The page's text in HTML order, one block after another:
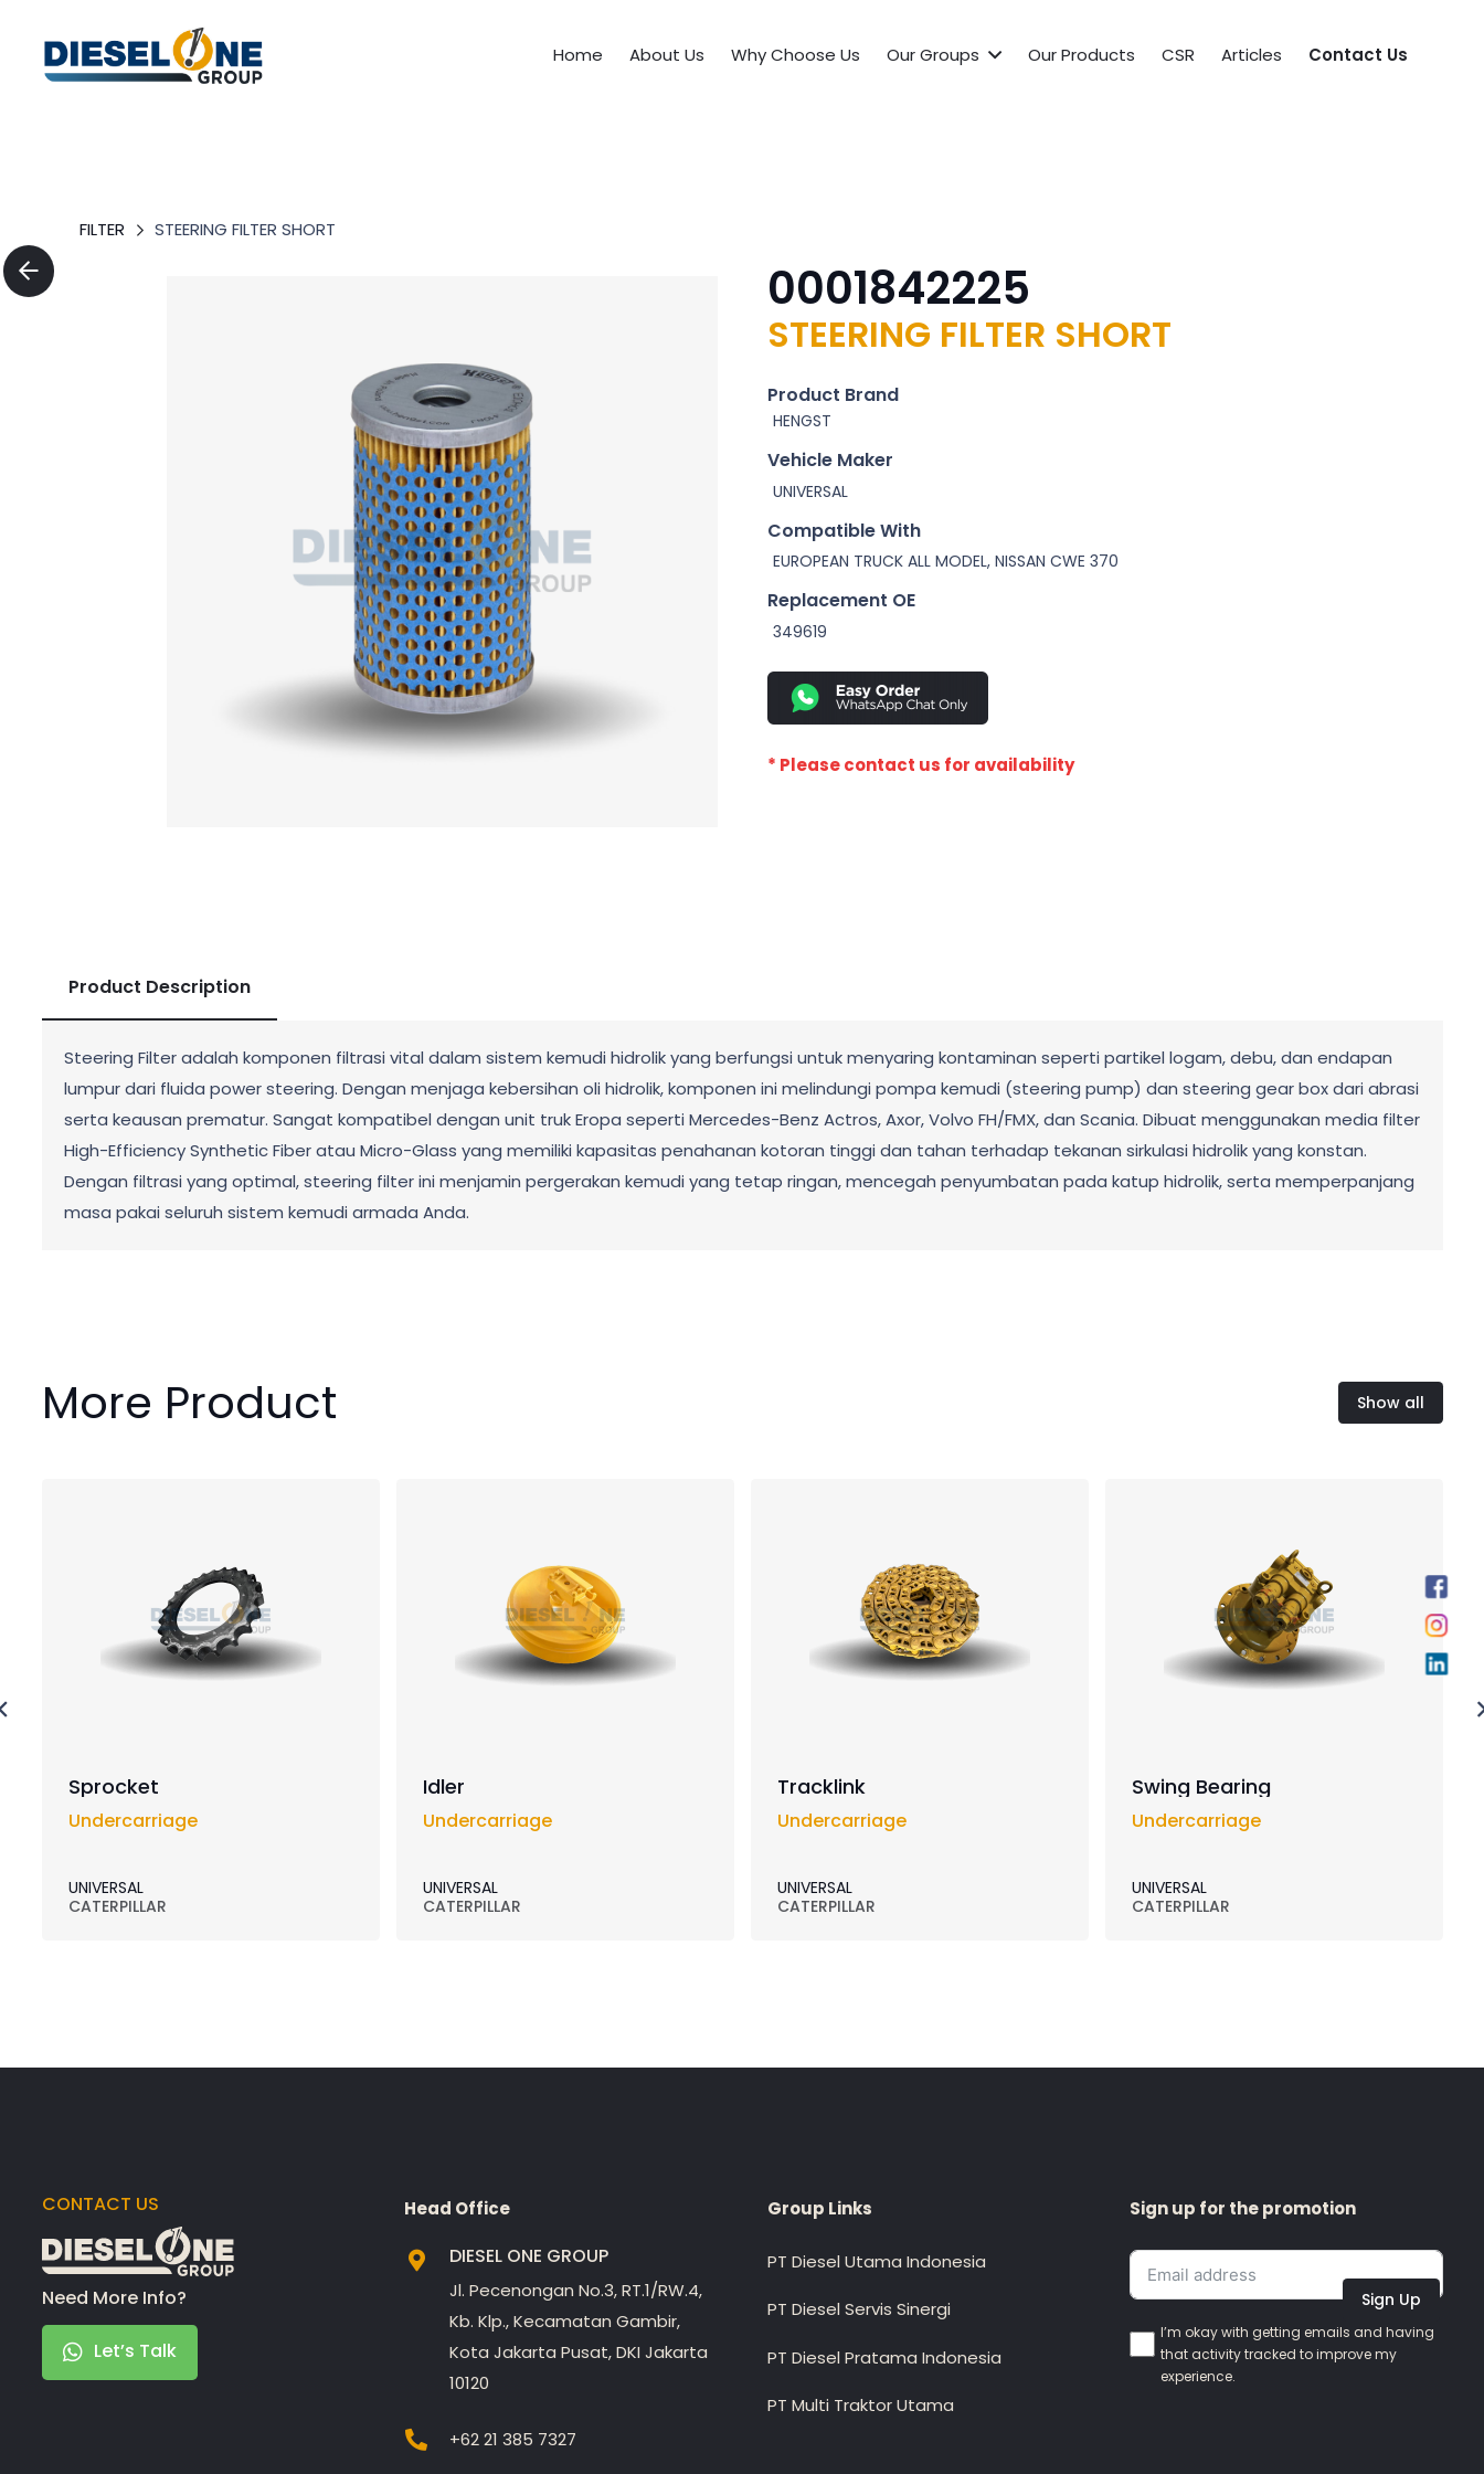
Home About Us Why Choose Us Our Groups Our Products CSR Articles Contact Us
FILTER STEERING FILTER SHORT
0001842225
STEERING FILTER SHORT
Product Brand
HENGST
Vehicle Maker
UNIVERSAL
Compatible With
EUROPEAN TRUCK ALL MODEL, NISSAN CWE 370
Replacement OE
349619
* Please contact us for availability
Product Description
Steering Filter adalah komponen filtrasi vital dalam sistem kemudi hidrolik yang berfungsi untuk menyaring kontaminan seperti partikel logam, debu, dan endapan
lumpur dari fluida power steering. Dengan menjaga kebersihan oli hidrolik, komponen ini melindungi pompa kemudi (steering pump) dan steering gear box dari abrasi
serta keausan prematur. Sangat kompatibel dengan unit truk Eropa seperti Mercedes-Benz Actros, Axor, Volvo FH/FMX, dan Scania. Dibuat menggunakan media filter
High-Efficiency Synthetic Fiber atau Micro-Glass yang memiliki kapasitas penahanan kotoran tinggi dan tahan terhadap tekanan sirkulasi hidrolik yang konstan.
Dengan filtrasi yang optimal, steering filter ini menjamin pergerakan kemudi yang tetap ringan, mencegah penyumbatan pada katup hidrolik, serta memperpanjang
masa pakai seluruh sistem kemudi armada Anda.
More Product Show all
Sprocket
Undercarriage
UNIVERSAL
CATERPILLAR
Idler
Undercarriage
UNIVERSAL
CATERPILLAR
Tracklink
Undercarriage
UNIVERSAL
CATERPILLAR
Swing Bearing
Undercarriage
UNIVERSAL
CATERPILLAR
CONTACT US
Need More Info?
Let’s Talk
Head Office
DIESEL ONE GROUP
Jl. Pecenongan No.3, RT.1/RW.4,
Kb. Klp., Kecamatan Gambir,
Kota Jakarta Pusat, DKI Jakarta
10120
+62 21 385 7327
Group Links
PT Diesel Utama Indonesia
PT Diesel Servis Sinergi
PT Diesel Pratama Indonesia
PT Multi Traktor Utama
Sign up for the promotion
Sign Up
I’m okay with getting emails and having
that activity tracked to improve my
experience.